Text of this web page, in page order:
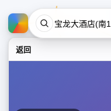
返回